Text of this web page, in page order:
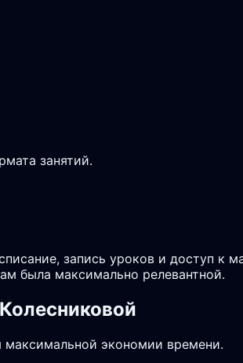
занятий.
запись уроков и доступ к
была максимально релевантной.
экономии времени.